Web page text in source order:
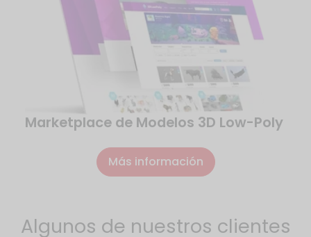
Marketplace de Modelos 3D Low-Poly
Más información
Algunos de nuestros clientes